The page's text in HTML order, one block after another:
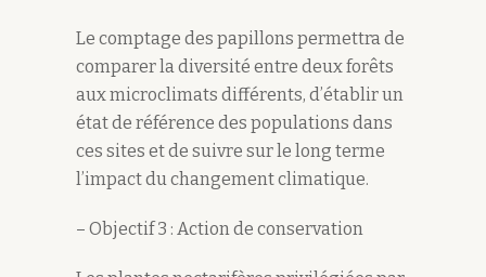
Le comptage des papillons permettra de
comparer la diversité entre deux forêts
aux microclimats différents, d’établir un
état de référence des populations dans
ces sites et de suivre sur le long terme
l’impact du changement climatique.
– Objectif 3 : Action de conservation